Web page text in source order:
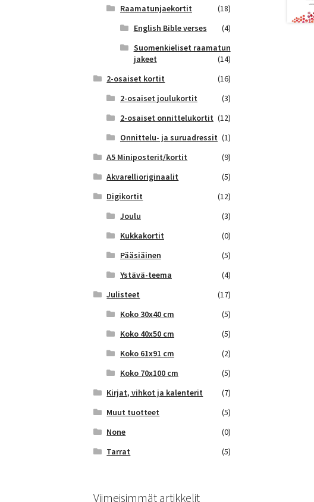
Raamatunjaekortit
(18)
English Bible verses
(4)
Suomenkieliset raamatun
jakeet
(14)
2-osaiset kortit
(16)
2-osaiset joulukortit
(3)
2-osaiset onnittelukortit (12)
Onnittelu- ja suruadressit (1)
A5 Miniposterit/kortit
(9)
Akvarellioriginaalit
(5)
Digikortit
(12)
Joulu
(3)
Kukkakortit
(0)
Pääsiäinen
(5)
Ystävä-teema
(4)
Julisteet
(17)
Koko 30x40 cm
(5)
Koko 40x50 cm
(5)
Koko 61x91 cm
(2)
Koko 70x100 cm
(5)
Kirjat, vihkot ja kalenterit
(7)
Muut tuotteet
(5)
None
(0)
Tarrat
(5)
Viimeisimmät artikkelit